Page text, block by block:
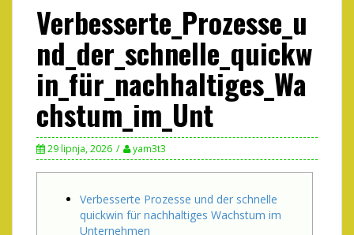
Verbesserte_Prozesse_u
nd_der_schnelle_quickw
in_für_nachhaltiges_Wa
chstum_im_Unt
29 lipnja, 2026 yam3t3
Verbesserte Prozesse und der schnelle
quickwin für nachhaltiges Wachstum im
Unternehmen